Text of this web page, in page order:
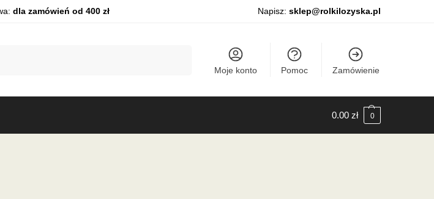
dla zamówień od 400 zł Napisz: sklep@rolkilozyska.pl
Moje konto Pomoc Zamówienie
0.00 zł 0